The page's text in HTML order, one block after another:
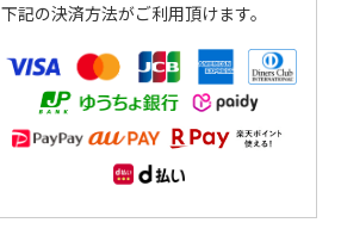
下記の決済方法がご利用頂けます。